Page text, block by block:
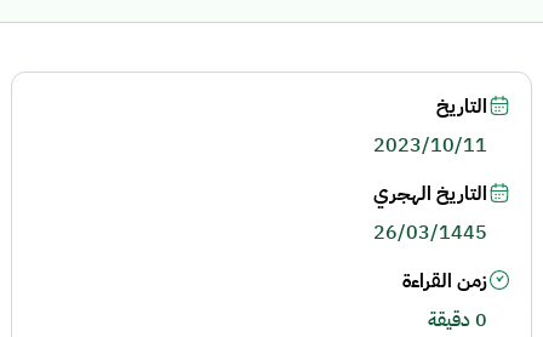
التاريخ
2023/10/11
التاريخ الهجري
26/03/1445
زمن القراءة
0 دقيقة